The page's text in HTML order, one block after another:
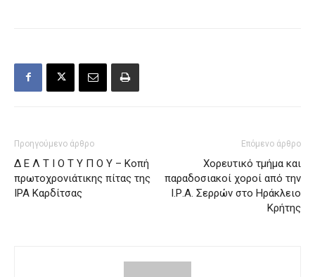
Προηγούμενο άρθρο
Δ Ε Λ Τ Ι Ο Τ Υ Π Ο Υ – Κοπή
πρωτοχρονιάτικης πίτας της
ΙΡΑ Καρδίτσας
Επόμενο άρθρο
Χορευτικό τμήμα και
παραδοσιακοί χοροί από την
Ι.Ρ.Α. Σερρών στο Ηράκλειο
Κρήτης